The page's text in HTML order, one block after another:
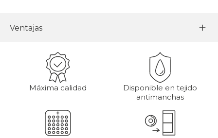
Ventajas
Máxima calidad
Disponible en tejido
antimanchas